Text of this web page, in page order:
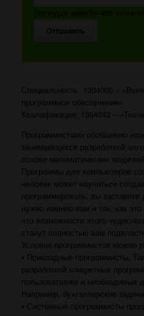
Специaльность: 1304000 –
программное обеспечение»
Квaлификaция: 1304043 –
Программистами обобщенно
занимающихся разработкой
основе математических моделей.
Программы для компьютеров
человек может научиться
программировать, вы
нужно именно вам и так, как
что возможности этого
станут полностью вам
Условно программистов можно
⦁ Прикладные программисты.
разработкой конкретных
пользователям и необходимых
Например, бухгалтерские задачи
⦁ Системные программисты